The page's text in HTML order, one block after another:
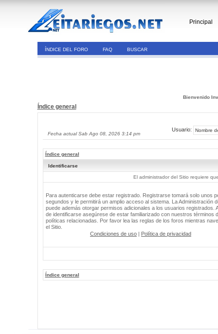
Principal
ÍNDICE DEL FORO FAQ BUSCAR
Bienvenido
Índice general
Fecha actual Sab Ago 08, 2026 3:14 pm
Usuario:
Índice general
Identificarse
El administrador del Sitio requiere
Para autenticarse debe estar registrado. Registrarse tomará solo unos
segundos y le permitirá un amplio acceso al sistema. La Administración
puede además otorgar permisos adicionales a los usuarios registrados.
de identificarse asegúrese de estar familiarizado con nuestros términos
políticas relacionadas. Por favor lea las reglas de los foros mientras
el Sitio.
Condiciones de uso | Política de privacidad
Índice general